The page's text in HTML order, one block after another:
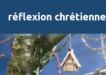
réflexion chrétienne